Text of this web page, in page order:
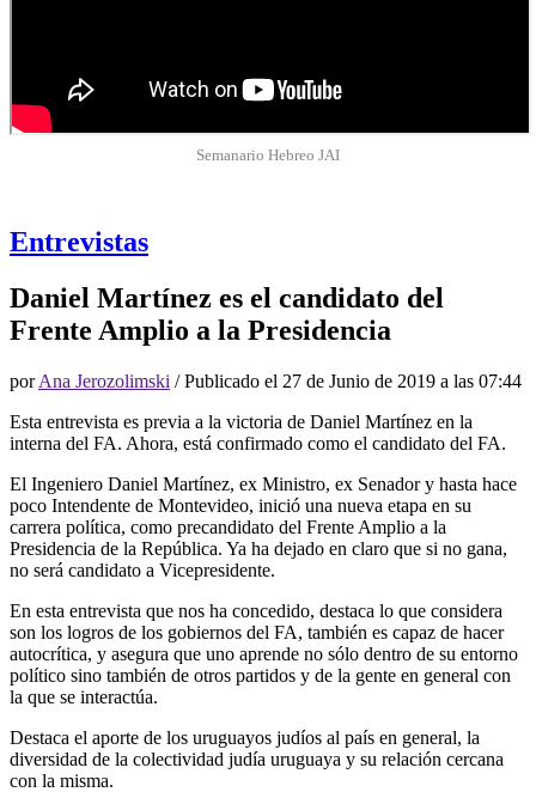
Semanario Hebreo JAI
Entrevistas
Daniel Martínez es el candidato del
Frente Amplio a la Presidencia
porAna Jerozolimski / Publicado el 27 de Junio de 2019 a las 07:44
Esta entrevista es previa a la victoria de Daniel Martínez en la
interna del FA. Ahora, está confirmado como el candidato del FA.
El Ingeniero Daniel Martínez, ex Ministro, ex Senador y hasta hace
poco Intendente de Montevideo, inició una nueva etapa en su
carrera política, como precandidato del Frente Amplio a la
Presidencia de la República. Ya ha dejado en claro que si no gana,
no será candidato a Vicepresidente.
En esta entrevista que nos ha concedido, destaca lo que considera
son los logros de los gobiernos del FA, también es capaz de hacer
autocrítica, y asegura que uno aprende no sólo dentro de su entorno
político sino también de otros partidos y de la gente en general con
la que se interactúa.
Destaca el aporte de los uruguayos judíos al país en general, la
diversidad de la colectividad judía uruguaya y su relación cercana
con la misma.